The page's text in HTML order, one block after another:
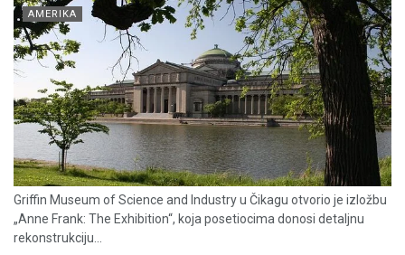
AMERIKA
Griffin Museum of Science and Industry u Čikagu otvorio je izložbu
„Anne Frank: The Exhibition“, koja posetiocima donosi detaljnu
rekonstrukciju...